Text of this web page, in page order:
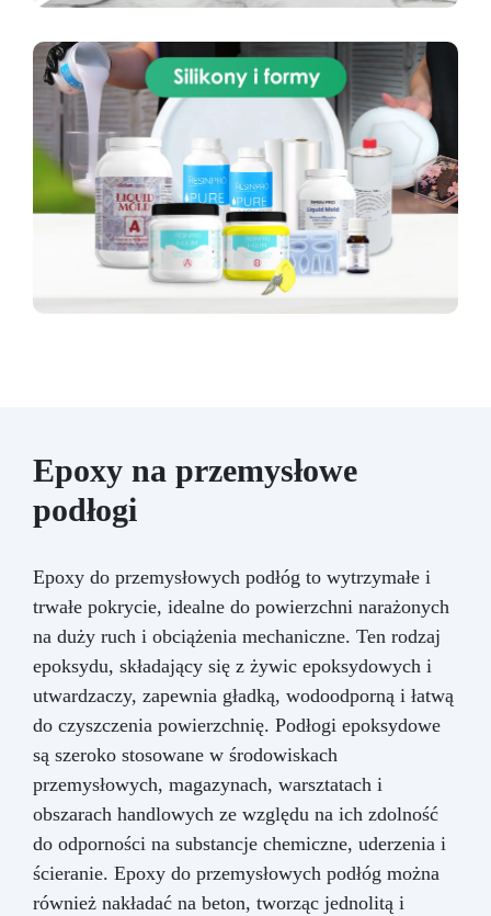
Epoxy na przemysłowe
podłogi
Epoxy do przemysłowych podłóg to wytrzymałe i
trwałe pokrycie, idealne do powierzchni narażonych
na duży ruch i obciążenia mechaniczne. Ten rodzaj
epoksydu, składający się z żywic epoksydowych i
utwardzaczy, zapewnia gładką, wodoodporną i łatwą
do czyszczenia powierzchnię. Podłogi epoksydowe
są szeroko stosowane w środowiskach
przemysłowych, magazynach, warsztatach i
obszarach handlowych ze względu na ich zdolność
do odporności na substancje chemiczne, uderzenia i
ścieranie. Epoxy do przemysłowych podłóg można
również nakładać na beton, tworząc jednolitą i